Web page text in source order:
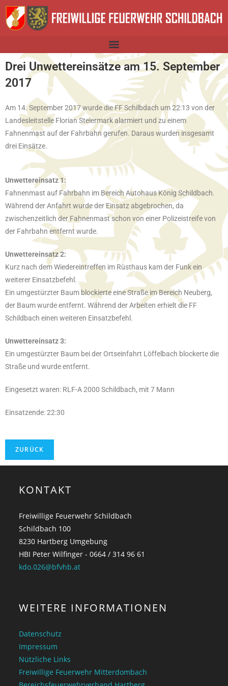
Drei Unwettereinsätze am 15. September
2017
Am 14. September 2017 wurde die FF Schilbdach um 22:13 von der
Landesleitstelle Florian Steiermark alarmiert und zu einem
Fahnenmast auf der Fahrbahn gerufen. Daraus wurden insgesamt
drei Einsätze.
Unwettereinsatz 1:
Fahnenmast auf Fahrbahn im Bereich Autohaus König Schildbach.
Während der Anfahrt wurde der Einsatz abgebrochen, da
zwischenzeitlich der Fahnenmast schon von einer Polizeistreife von
der Fahrbahn entfernt wurde.
Unwettereinsatz 2:
Kurz nach dem Wiedereintreffen im Rüsthaus kam der Funk ein
weiterer Einsatzbefehl.
Ein umgestürzter Baum blockierte eine Straße im Bereich Neuberg,
der Baum wurde entfernt. Während der Arbeiten erhielt die FF
Schildbach einen weiteren Einsatzbefehl.
Unwettereinsatz 3:
Ein umgestürzter Baum bei der Ortseinfahrt Löffelbach blockerte die
Straße und wurde entfernt.
Eingesetzt waren: RLF-A 2000 Schildbach, mit 7 Mann
Einsatzende: 22:30
KONTAKT
Freiwillige Feuerwehr Schildbach
Schildbach 100
8230 Hartberg Umgebung
HBI Peter Wilfinger - 0664 / 314 96 61
kdo.026@bfvhb.at
WEITERE INFORMATIONEN
Datenschutz
Impressum
Nützliche Links
Freiwillige Feuerwehr Mitterdombach